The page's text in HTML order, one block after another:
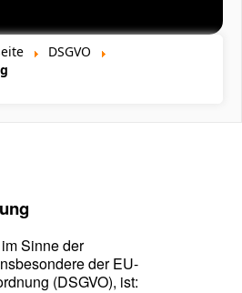
DSGVO
Sinne der
der EU-
(DSGVO), ist: